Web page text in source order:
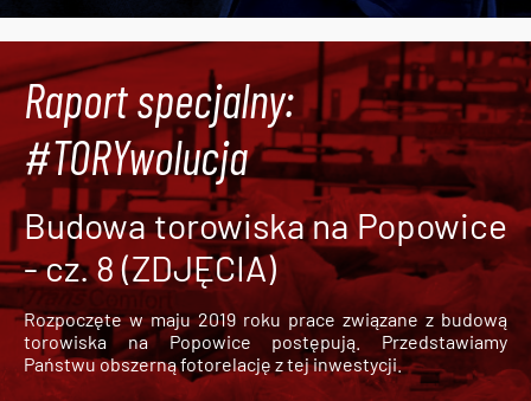
Raport specjalny:
#TORYwolucja
Budowa torowiska na Popowice
- cz. 8 (ZDJĘCIA)
Rozpoczęte w maju 2019 roku prace związane z budową
torowiska na Popowice
postępują. Przedstawiamy
Państwu obszerną fotorelację z tej inwestycji.